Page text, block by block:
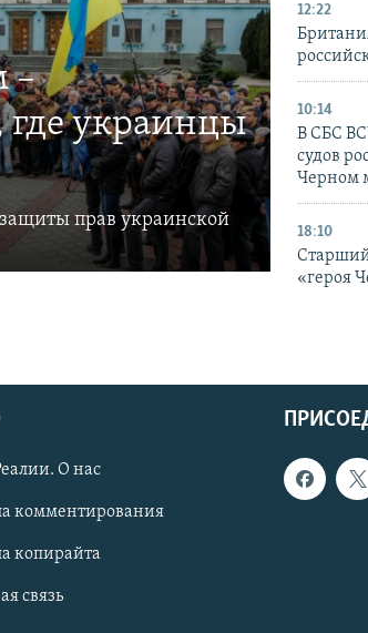
–
украинцы
прав украинской
12:22
10:14
В СБС
судов
Черном
18:10
«героя
О нас
комментирования
копирайта
связь